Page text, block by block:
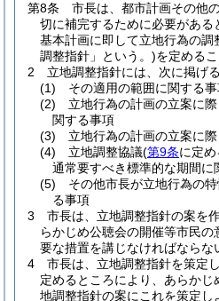
第8条
市長は、都市計画その他
切に補完するために必要がある
基本計画に即して立地行為の調
調整指針」という。)を定めるこ
2
立地調整指針には、次に掲げ
(1)
その適用の範囲に関する
(2)
立地行為の計画の立案に
関する事項
(3)
立地行為の計画の立案に
(4)
立地調整協議(第9条に定
通常要すべき標準的な期間に
(5)
その他市長が立地行為の
る事項
3
市長は、立地調整指針の案を
らかじめ公聴会の開催等市民
要な措置を講じなければならな
4
市長は、立地調整指針を策定
定めるところにより、あらか
地調整指針の案にこれを策定し